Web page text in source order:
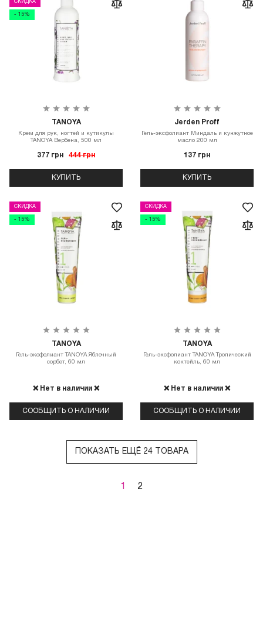
СКИДКА
- 15%
TANOYA
Крем для рук, ногтей и кутикулы
TANOYA Вербена, 500 мл
377 грн 444 грн
КУПИТЬ
Jerden Proff
Гель-эксфолиант Миндаль и кунжутное
масло 200 мл
137 грн
КУПИТЬ
СКИДКА
- 15%
TANOYA
Гель-эксфолиант TANOYA Яблочный
сорбет, 60 мл
❌ Нет в наличии ❌
СООБЩИТЬ О НАЛИЧИИ
СКИДКА
- 15%
TANOYA
Гель-эксфолиант TANOYA Тропический
коктейль, 60 мл
❌ Нет в наличии ❌
СООБЩИТЬ О НАЛИЧИИ
ПОКАЗАТЬ ЕЩЁ 24 ТОВАРА
1 2